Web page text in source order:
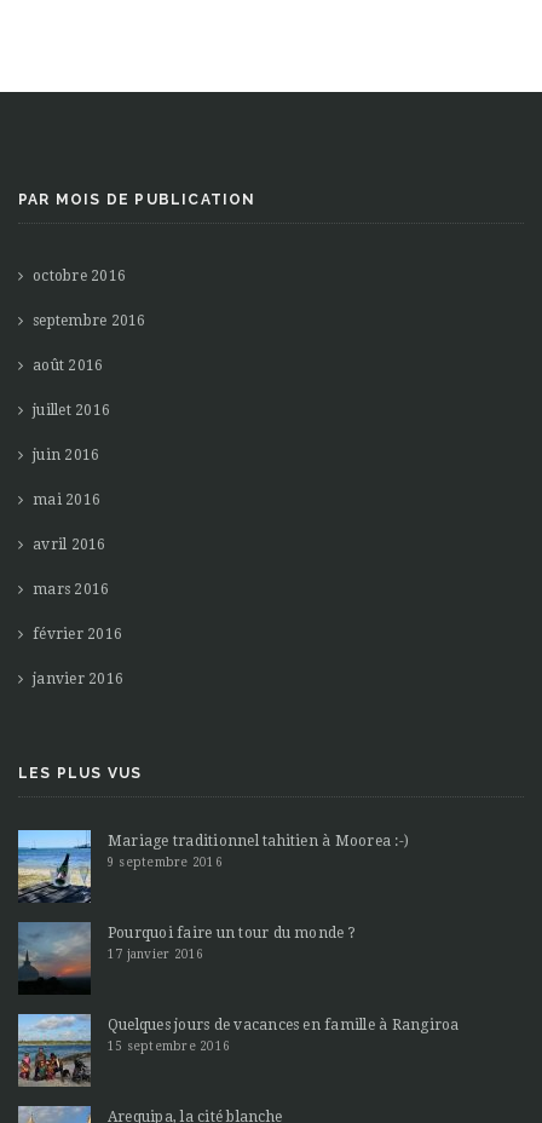
PAR MOIS DE PUBLICATION
octobre 2016
septembre 2016
août 2016
juillet 2016
juin 2016
mai 2016
avril 2016
mars 2016
février 2016
janvier 2016
LES PLUS VUS
Mariage traditionnel tahitien à Moorea :-)
9 septembre 2016
Pourquoi faire un tour du monde ?
17 janvier 2016
Quelques jours de vacances en famille à Rangiroa
15 septembre 2016
Arequipa, la cité blanche